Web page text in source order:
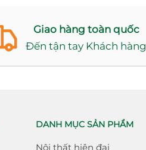
Giao hàng toàn quốc
Đến tận tay Khách hàng
DANH MỤC SẢN PHẨM
Nội thất hiện đại